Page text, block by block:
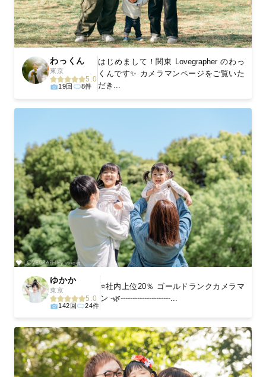
わっくん
東京
5.0
19回 8件
はじめまして！関東 Lovegrapher のわっ
くんです✨ カメラマンページをご覧いた
だき...
ゆかか
東京
5.0
142回 24件
⭐️社内上位20％ ゴールドランクカメラマ
ン -🌿---------------------...